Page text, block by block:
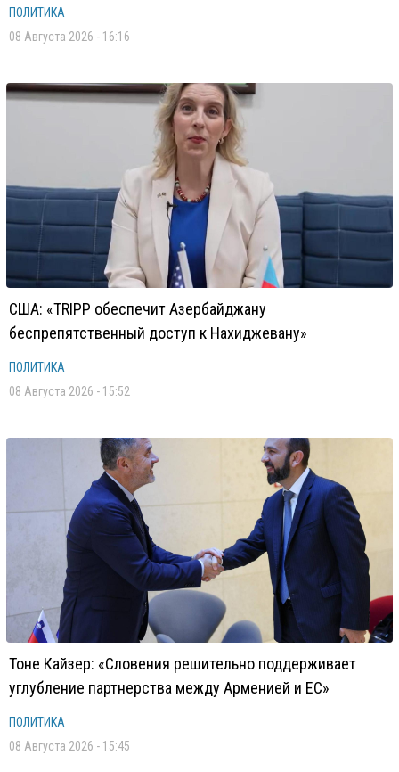
ПОЛИТИКА
08 Августа 2026 - 16:16
США: «TRIPP обеспечит Азербайджану
беспрепятственный доступ к Нахиджевану»
ПОЛИТИКА
08 Августа 2026 - 15:52
Тоне Кайзер: «Словения решительно поддерживает
углубление партнерства между Арменией и ЕС»
ПОЛИТИКА
08 Августа 2026 - 15:45